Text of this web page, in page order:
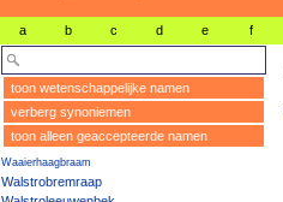
a b c d e f
toon wetenschappelijke namen
verberg synoniemen
toon alleen geaccepteerde namen
Waaierhaagbraam
Walstrobremraap